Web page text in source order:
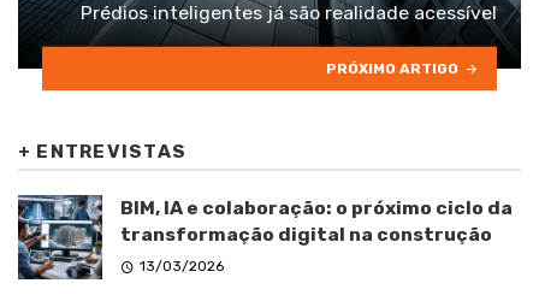
Prédios inteligentes já são realidade acessível
PRÓXIMO ARTIGO
+ ENTREVISTAS
BIM, IA e colaboração: o próximo ciclo da
transformação digital na construção
13/03/2026